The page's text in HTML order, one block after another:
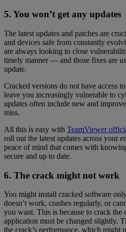
5. You won’t get any updates
The latest updates and patches are
and devices safe from constantly
are always looking to close
timely manner — and those fixes are
update.
Cracked versions do not have access
leave you increasingly vulnerable to
updates often include new and
miss.
All this is easy with TeamViewer
roll out the latest updates across your
peace of mind that comes with
secure and up to date.
6. The crack might not work
You might install cracked software
doesn’t work, crashes regularly, or
you want. This is because to crack
application must be changed slightly.
the crack’s performance, which might